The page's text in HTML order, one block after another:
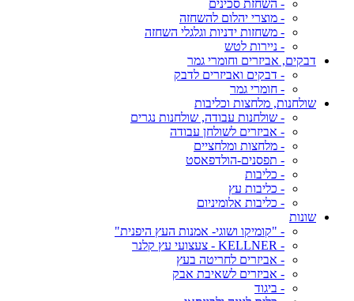
- השחזת סכינים
- מוצרי יהלום להשחזה
- משחזות ידניות וגלגלי השחזה
- ניירות לטש
דבקים, אביזרים וחומרי גמר
- דבקים ואביזרים לדבק
- חומרי גמר
שולחנות, מלחצות וכליבות
- שולחנות עבודה, שולחנות נגרים
- אביזרים לשולחן עבודה
- מלחצות ומלחציים
- תפסנים-הולדפאסט
- כליבות
- כליבות עץ
- כליבות אלומיניום
שונות
- "קומיקו ושוגי- אמנות העץ היפנית"
- KELLNER - צעצועי עץ קלנר
- אביזרים לחריטה בעץ
- אביזרים לשאיבת אבק
- ביגוד